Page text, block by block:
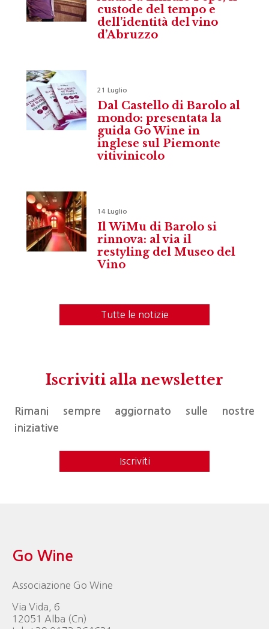
custode del tempo e
dell’identità del vino
d’Abruzzo
21 Luglio
Dal Castello di Barolo al
mondo: presentata la
guida Go Wine in
inglese sul Piemonte
vitivinicolo
14 Luglio
Il WiMu di Barolo si
rinnova: al via il
restyling del Museo del
Vino
Tutte le notizie
Iscriviti alla newsletter
Rimani sempre aggiornato sulle nostre
iniziative
Iscriviti
Go Wine
Associazione Go Wine
Via Vida, 6
12051 Alba (Cn)